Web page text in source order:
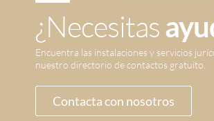
¿Necesitas
Encuentra las instalaciones y servicios
nuestro directorio de contactos gratuito.
Contacta con nosotros